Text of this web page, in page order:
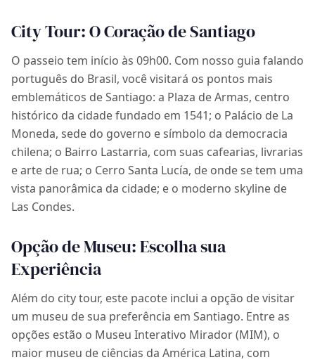
City Tour: O Coração de Santiago
O passeio tem início às 09h00. Com nosso guia falando
português do Brasil, você visitará os pontos mais
emblemáticos de Santiago: a Plaza de Armas, centro
histórico da cidade fundado em 1541; o Palácio de La
Moneda, sede do governo e símbolo da democracia
chilena; o Bairro Lastarria, com suas cafearias, livrarias
e arte de rua; o Cerro Santa Lucía, de onde se tem uma
vista panorâmica da cidade; e o moderno skyline de
Las Condes.
Opção de Museu: Escolha sua
Experiência
Além do city tour, este pacote inclui a opção de visitar
um museu de sua preferência em Santiago. Entre as
opções estão o Museu Interativo Mirador (MIM), o
maior museu de ciências da América Latina, com